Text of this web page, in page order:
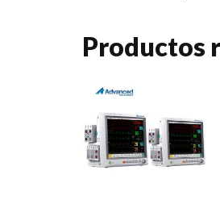
Productos